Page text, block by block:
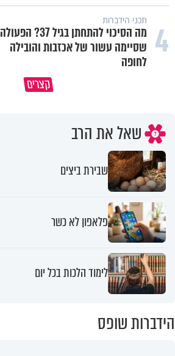
4 תכני הידברות
מה הסיכוי להתחתן בגיל 37? הפעולה
שסיימה עשור של אכזבות והובילה
לחופה
קצרים
שאל את הרב
שבירת ביצים
פלאפון לא כשר
לימוד הלכות בכל יום
הידברות שופס